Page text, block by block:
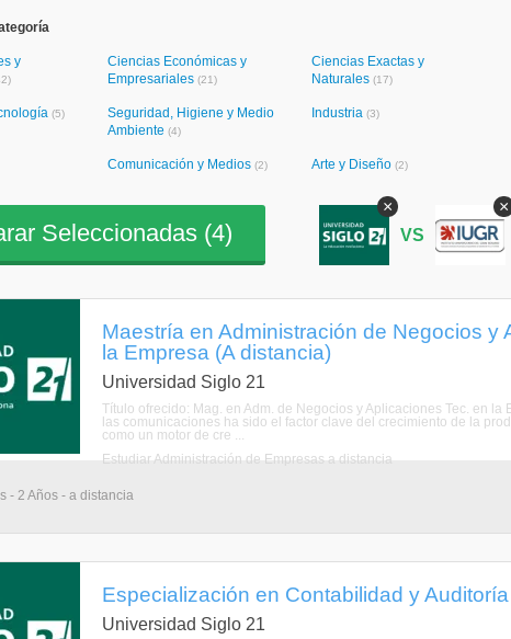
y
Ciencias Económicas y
Empresariales (21)
Ciencias Exactas y
Naturales (17)
(5)
Seguridad, Higiene y Medio
Ambiente (4)
Industria (3)
Comunicación y Medios (2) Arte y Diseño (2)
Seleccionadas (4)
×
VS
×
Maestría en Administración de Negocios y
la Empresa (A distancia)
Universidad Siglo 21
Título ofrecido: Mag. en Adm. de Negocios y Aplicaciones Tec. en
las comunicaciones ha sido el factor clave del crecimiento de la
como un motor de cre ...
Estudiar Administración de Empresas a distancia
- 2 Años - a distancia
Especialización en Contabilidad y
Universidad Siglo 21